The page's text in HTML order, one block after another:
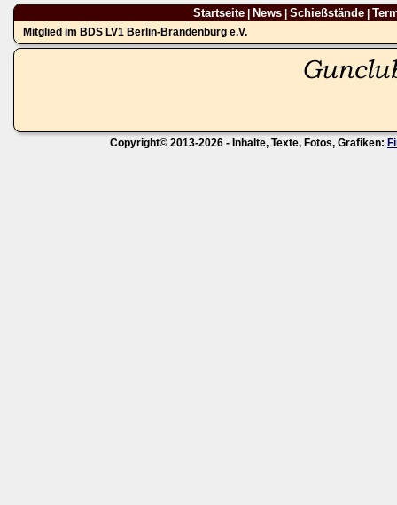
Startseite| News| Schießstände|
Mitglied im BDS LV1 Berlin-Brandenburg e.V.
Copyright© 2013-2026 - Inhalte, Texte, Fotos, Grafiken: